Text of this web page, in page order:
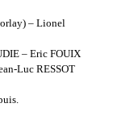
– Lionel
– Eric FOUIX
Luc RESSOT